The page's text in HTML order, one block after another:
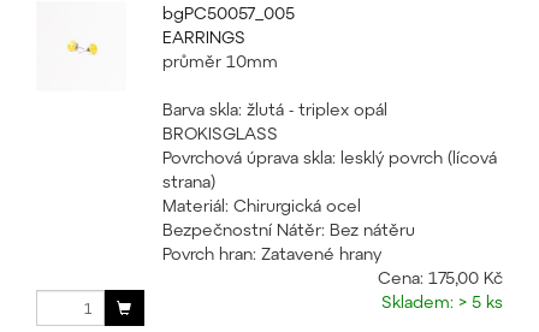
bgPC50057_005
EARRINGS
průměr 10mm
Barva skla: žlutá - triplex opál
BROKISGLASS
Povrchová úprava skla: lesklý povrch (lícová
strana)
Materiál: Chirurgická ocel
Bezpečnostní Nátěr: Bez nátěru
Povrch hran: Zatavené hrany
Cena: 175,00 Kč
Skladem: > 5 ks